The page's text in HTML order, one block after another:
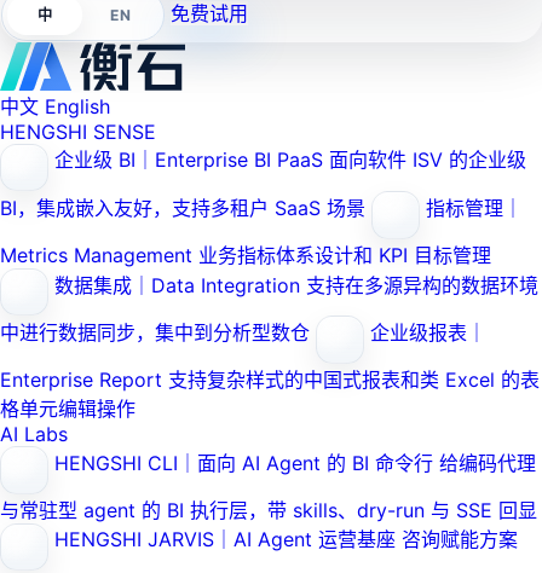
中 EN 免费试用
中文 English
HENGSHI SENSE
企业级 BI｜Enterprise BI PaaS 面向软件 ISV 的企业级
BI，集成嵌入友好，支持多租户 SaaS 场景
指标管理｜
Metrics Management 业务指标体系设计和 KPI 目标管理
数据集成｜Data Integration 支持在多源异构的数据环境
中进行数据同步，集中到分析型数仓
企业级报表｜
Enterprise Report 支持复杂样式的中国式报表和类 Excel 的表
格单元编辑操作
AI Labs
HENGSHI CLI｜面向 AI Agent 的 BI 命令行 给编码代理
与常驻型 agent 的 BI 执行层，带 skills、dry-run 与 SSE 回显
HENGSHI JARVIS｜AI Agent 运营基座 咨询赋能方案